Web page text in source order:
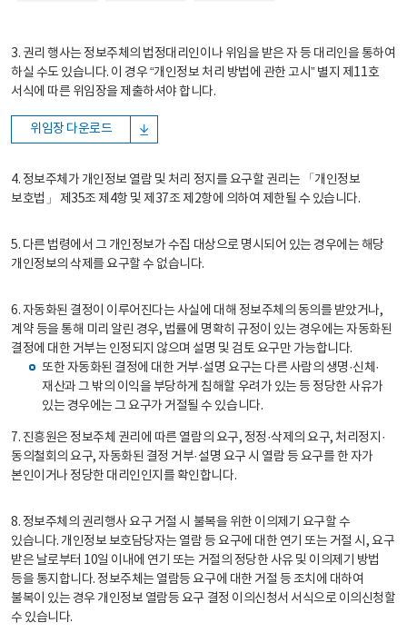
3. 권리 행사는 정보주체의 법정대리인이나 위임을 받은 자 등 대리인을 통하여
하실 수도 있습니다. 이 경우 “개인정보 처리 방법에 관한 고시” 별지 제11호
서식에 따른 위임장을 제출하셔야 합니다.
위임장 다운로드
4. 정보주체가 개인정보 열람 및 처리 정지를 요구할 권리는 「개인정보
보호법」 제35조 제4항 및 제37조 제2항에 의하여 제한될 수 있습니다.
5. 다른 법령에서 그 개인정보가 수집 대상으로 명시되어 있는 경우에는 해당
개인정보의 삭제를 요구할 수 없습니다.
6. 자동화된 결정이 이루어진다는 사실에 대해 정보주체의 동의를 받았거나,
계약 등을 통해 미리 알린 경우, 법률에 명확히 규정이 있는 경우에는 자동화된
결정에 대한 거부는 인정되지 않으며 설명 및 검토 요구만 가능합니다.
또한 자동화된 결정에 대한 거부·설명 요구는 다른 사람의 생명·신체·
재산과 그 밖의 이익을 부당하게 침해할 우려가 있는 등 정당한 사유가
있는 경우에는 그 요구가 거절될 수 있습니다.
7. 진흥원은 정보주체 권리에 따른 열람의 요구, 정정·삭제의 요구, 처리정지·
동의철회의 요구, 자동화된 결정 거부·설명 요구 시 열람 등 요구를 한 자가
본인이거나 정당한 대리인인지를 확인합니다.
8. 정보주체의 권리행사 요구 거절 시 불복을 위한 이의제기 요구할 수
있습니다. 개인정보 보호담당자는 열람 등 요구에 대한 연기 또는 거절 시, 요구
받은 날로부터 10일 이내에 연기 또는 거절의 정당한 사유 및 이의제기 방법
등을 통지합니다. 정보주체는 열람등 요구에 대한 거절 등 조치에 대하여
불복이 있는 경우 개인정보 열람등 요구 결정 이의신청서 서식으로 이의신청할
수 있습니다.